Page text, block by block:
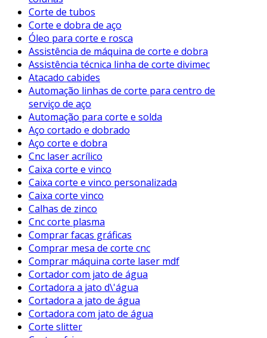
Corte de tubos
Corte e dobra de aço
Óleo para corte e rosca
Assistência de máquina de corte e dobra
Assistência técnica linha de corte divimec
Atacado cabides
Automação linhas de corte para centro de
serviço de aço
Automação para corte e solda
Aço cortado e dobrado
Aço corte e dobra
Cnc laser acrílico
Caixa corte e vinco
Caixa corte e vinco personalizada
Caixa corte vinco
Calhas de zinco
Cnc corte plasma
Comprar facas gráficas
Comprar mesa de corte cnc
Comprar máquina corte laser mdf
Cortador com jato de água
Cortadora a jato d\'água
Cortadora a jato de água
Cortadora com jato de água
Corte slitter